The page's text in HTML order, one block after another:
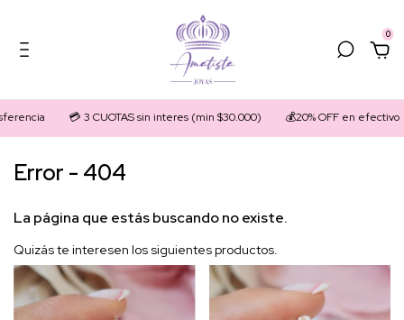
0
💳 3 CUOTAS sin interes (min $30.000) 💰20% OFF en efectivo
Error - 404
La página que estás buscando no existe.
Quizás te interesen los siguientes productos.